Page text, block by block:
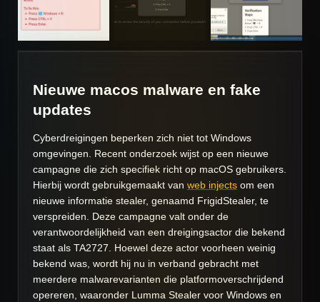
Nieuwe macos malware en fake
updates
Cyberdreigingen beperken zich niet tot Windows
omgevingen. Recent onderzoek wijst op een nieuwe
campagne die zich specifiek richt op macOS gebruikers.
Hierbij wordt gebruikgemaakt van web injects om een
nieuwe informatie stealer, genaamd FrigidStealer, te
verspreiden. Deze campagne valt onder de
verantwoordelijkheid van een dreigingsactor die bekend
staat als TA2727. Hoewel deze actor voorheen weinig
bekend was, wordt hij nu in verband gebracht met
meerdere malwarevarianten die platformoverschrijdend
opereren, waaronder Lumma Stealer voor Windows en